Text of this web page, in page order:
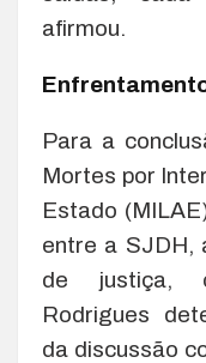
afirmou.
Para a
Mortes por
Estado
entre a SJDH,
de justiça,
Rodrigues
da discussão